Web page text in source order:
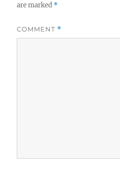
are marked *
COMMENT *